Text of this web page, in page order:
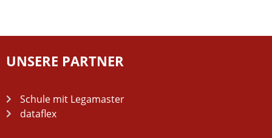
UNSERE PARTNER
Schule mit Legamaster
dataflex